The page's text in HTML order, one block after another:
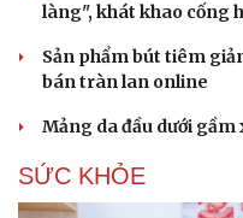
làng", khát khao cống
Sản phẩm bút tiêm
bán tràn lan online
Mảng da đầu dưới gầm
SỨC KHỎE